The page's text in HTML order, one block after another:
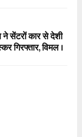
सेंटरों कार से देशी
गिरफ्तार, विमल ।